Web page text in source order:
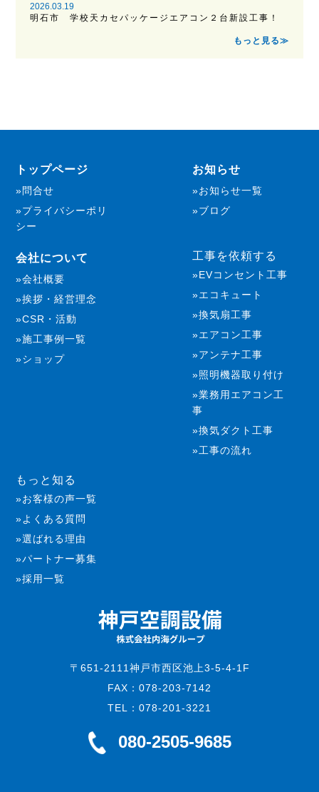
2026.03.19
明石市 学校天カセパッケージエアコン２台新設工事！
もっと見る≫
トップページ
問合せ
プライバシーポリ
シー
お知らせ
お知らせ一覧
ブログ
会社について
会社概要
挨拶・経営理念
CSR・活動
施工事例一覧
ショップ
工事を依頼する
EVコンセント工事
エコキュート
換気扇工事
エアコン工事
アンテナ工事
照明機器取り付け
業務用エアコン工
事
換気ダクト工事
工事の流れ
もっと知る
お客様の声一覧
よくある質問
選ばれる理由
パートナー募集
採用一覧
〒651-2111神戸市西区池上3-5-4-1F
FAX：078-203-7142
TEL：078-201-3221
080-2505-9685